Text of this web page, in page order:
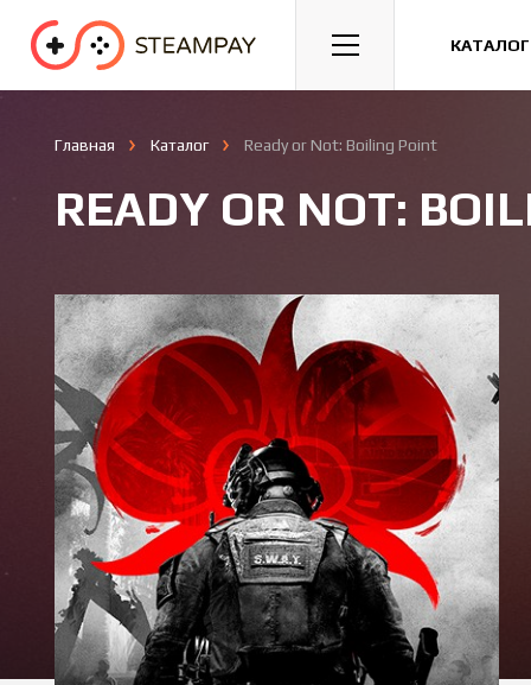
Спорт Гонки Казуальные
Главная Каталог Ready or Not: Boiling Point
READY OR NOT: